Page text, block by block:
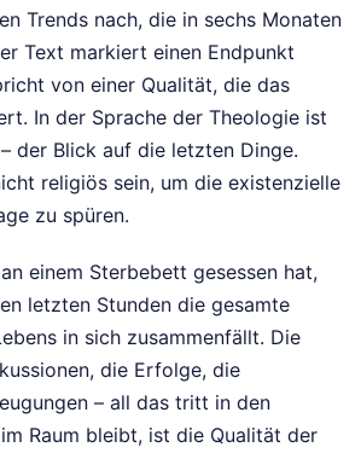
Trends nach, die in sechs Monaten
Text markiert einen Endpunkt
von einer Qualität, die das
In der Sprache der Theologie ist
der Blick auf die letzten Dinge.
religiös sein, um die existenzielle
zu spüren.
einem Sterbebett gesessen hat,
letzten Stunden die gesamte
in sich zusammenfällt. Die
die Erfolge, die
– all das tritt in den
Raum bleibt, ist die Qualität der